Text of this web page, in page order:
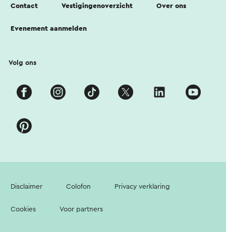
Contact Vestigingenoverzicht Over ons
Evenement aanmelden
Volg ons
Disclaimer Colofon Privacy verklaring
Cookies Voor partners